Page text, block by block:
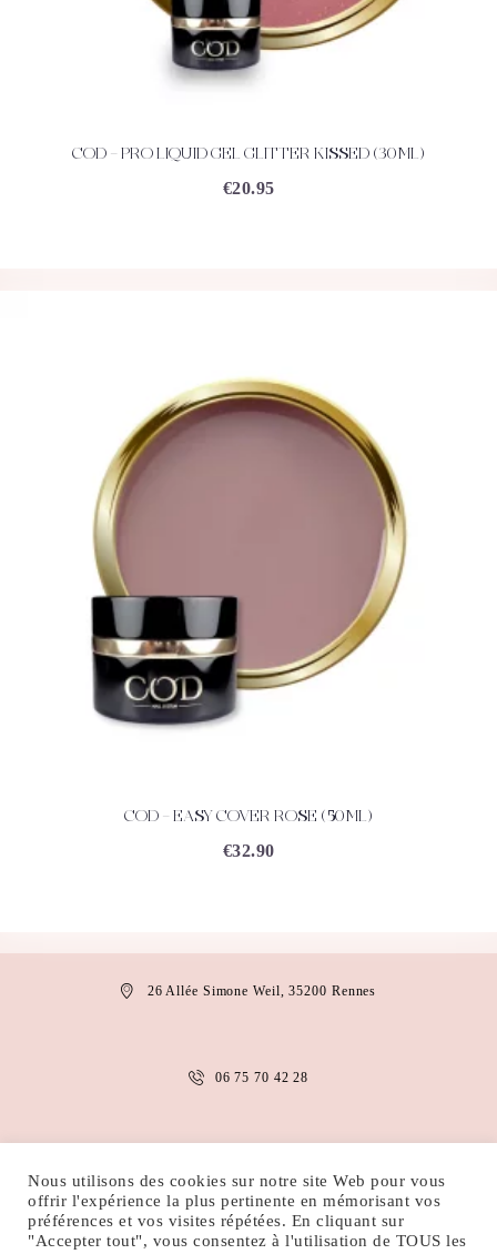
ACHETEZ DÉTAILS
COD – PRO LIQUID GEL GLITTER KISSED (30ML)
€20.95
ACHETEZ DÉTAILS
COD – EASY COVER ROSE (50ML)
€32.90
26 Allée Simone Weil, 35200 Rennes
06 75 70 42 28
MENTIONS LÉGALES CONDITIONS D’UTILISATION
Nous utilisons des cookies sur notre site Web pour vous
offrir l'expérience la plus pertinente en mémorisant vos
préférences et vos visites répétées. En cliquant sur
"Accepter tout", vous consentez à l'utilisation de TOUS les